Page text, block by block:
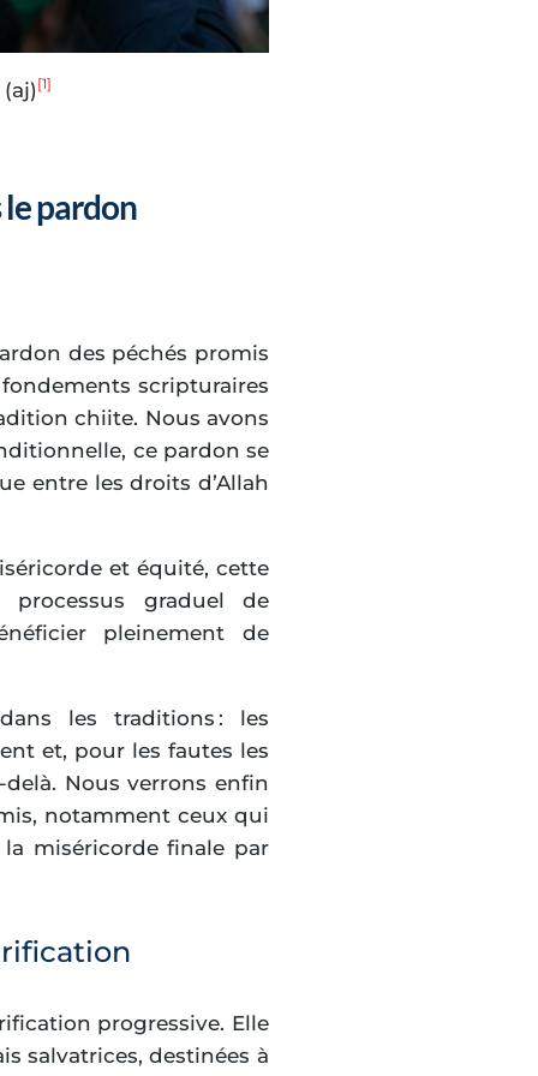
[1]
le pardon
des péchés promis
scripturaires
chiite. Nous avons
ce pardon se
entre les droits d’Allah
et équité, cette
graduel de
pleinement de
les traditions : les
et, pour les fautes les
Nous verrons enfin
notamment ceux qui
miséricorde finale par
progressive. Elle
salvatrices, destinées à